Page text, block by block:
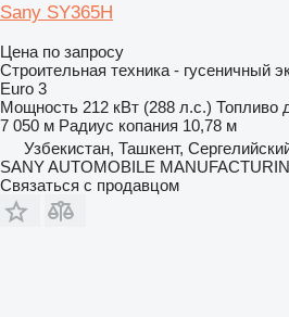
Sany SY365H
Цена по запросу
Строительная техника - гусеничный
Euro 3
Мощность 212 кВт (288 л.с.) Топливо
7 050 м Радиус копания 10,78 м
Узбекистан, Ташкент,
SANY AUTOMOBILE
Связаться с продавцом